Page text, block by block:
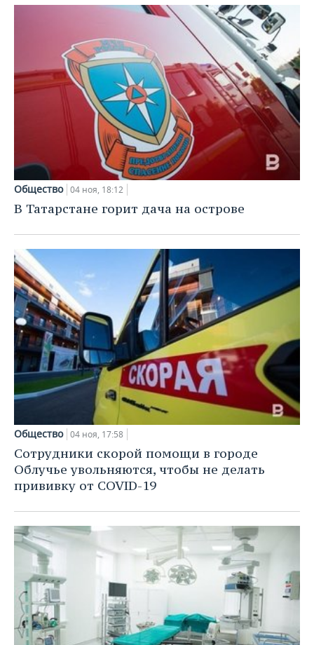
Общество 04 ноя, 18:12
В Татарстане горит дача на острове
Общество 04 ноя, 17:58
Сотрудники скорой помощи в городе
Облучье увольняются, чтобы не делать
прививку от COVID-19